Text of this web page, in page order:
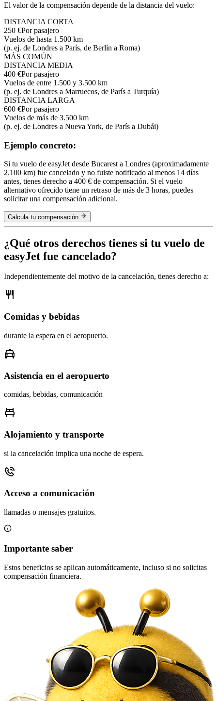
El valor de la compensación depende de la distancia del vuelo:
DISTANCIA CORTA
250 €Por pasajero
Vuelos de hasta 1.500 km
(p. ej. de Londres a París, de Berlín a Roma)
MÁS COMÚN
DISTANCIA MEDIA
400 €Por pasajero
Vuelos de entre 1.500 y 3.500 km
(p. ej. de Londres a Marruecos, de París a Turquía)
DISTANCIA LARGA
600 €Por pasajero
Vuelos de más de 3.500 km
(p. ej. de Londres a Nueva York, de París a Dubái)
Ejemplo concreto:
Si tu vuelo de easyJet desde Bucarest a Londres (aproximadamente
2.100 km) fue cancelado y no fuiste notificado al menos 14 días
antes, tienes derecho a 400 € de compensación. Si el vuelo
alternativo ofrecido tiene un retraso de más de 3 horas, puedes
solicitar una compensación adicional.
Calcula tu compensación
¿Qué otros derechos tienes si tu vuelo de
easyJet fue cancelado?
Independientemente del motivo de la cancelación, tienes derecho a:
Comidas y bebidas
durante la espera en el aeropuerto.
Asistencia en el aeropuerto
comidas, bebidas, comunicación
Alojamiento y transporte
si la cancelación implica una noche de espera.
Acceso a comunicación
llamadas o mensajes gratuitos.
Importante saber
Estos beneficios se aplican automáticamente, incluso si no solicitas
compensación financiera.